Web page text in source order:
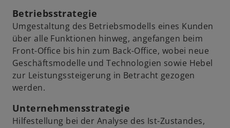
Betriebsstrategie
Umgestaltung des Betriebsmodells eines Kunden
über alle Funktionen hinweg, angefangen beim
Front-Office bis hin zum Back-Office, wobei neue
Geschäftsmodelle und Technologien sowie Hebel
zur Leistungssteigerung in Betracht gezogen
werden.
Unternehmensstrategie
Hilfestellung bei der Analyse des Ist-Zustandes,